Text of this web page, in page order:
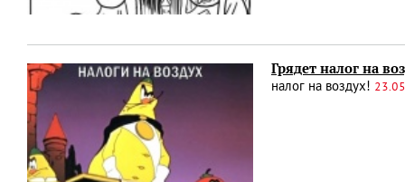
Грядет налог на
налог на воздух!